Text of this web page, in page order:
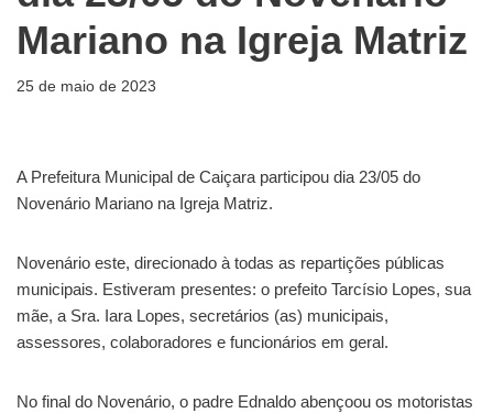
Mariano na Igreja Matriz
25 de maio de 2023
A Prefeitura Municipal de Caiçara participou dia 23/05 do
Novenário Mariano na Igreja Matriz.
Novenário este, direcionado à todas as repartições públicas
municipais. Estiveram presentes: o prefeito Tarcísio Lopes, sua
mãe, a Sra. Iara Lopes, secretários (as) municipais,
assessores, colaboradores e funcionários em geral.
No final do Novenário, o padre Ednaldo abençoou os motoristas